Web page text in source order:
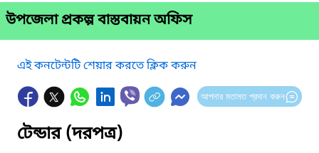
উপজেলা প্রকল্প বাস্তবায়ন অফিস
এই কনটেন্টটি শেয়ার করতে ক্লিক করুন
আপনার মতামত প্রদান করুন
টেন্ডার (দরপত্র)